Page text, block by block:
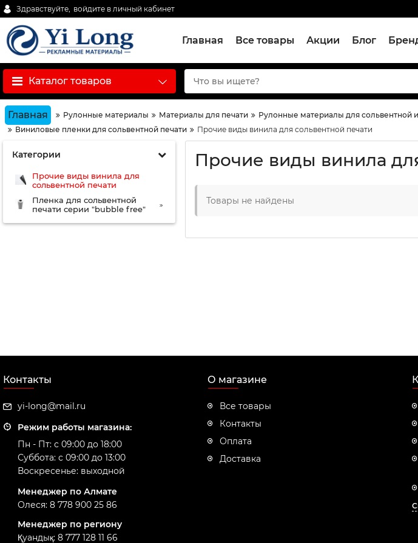
Здравствуйте, войдите в личный кабинет
Главная Все товары Акции Блог
Каталог товаров
Главная Рулонные материалы Материалы для печати Рулонные материалы для сольвентной
Виниловые пленки для сольвентной печати
Прочие виды винила для сольвентной печати
Категории
Прочие виды винила для
сольвентной печати
Пленка для сольвентной
печати серии "bubble free"
Прочие виды винила
Товары не найдены
Контакты
yi-long@mail.ru
Режим работы магазина:
Пн - Пт: с 09:00 до 18:00
Суббота: с 09:00 до 13:00
Воскресенье: выходной
Менеджер по Алмате
Олеся: 8 778 900 25 86
Менеджер по региону
Қуандық: 8 777 128 11 66
О магазине
Все товары
Контакты
Оплата
Доставка